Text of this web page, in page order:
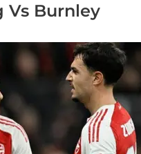
Vs Burnley